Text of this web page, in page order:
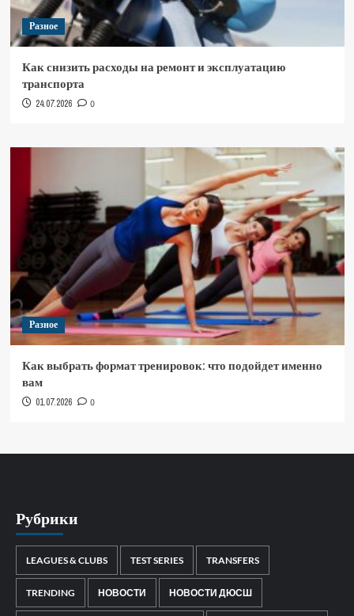
Разное
Как снизить расходы на ремонт и эксплуатацию
транспорта
24.07.2026 0
Разное
Как выбрать формат тренировок: что подойдет именно
вам
01.07.2026 0
Рубрики
LEAGUES & CLUBS TEST SERIES TRANSFERS
TRENDING НОВОСТИ НОВОСТИ ДЮСШ